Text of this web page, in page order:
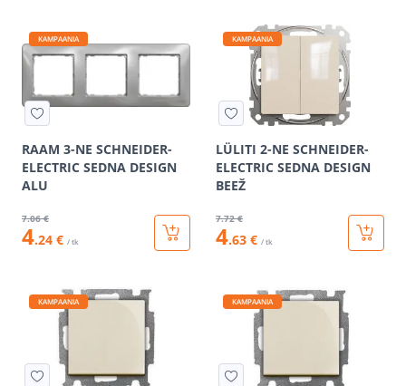
KAMPAANIA
RAAM 3-NE SCHNEIDER-
ELECTRIC SEDNA DESIGN
ALU
7.06 €
4.24 € / tk
KAMPAANIA
LÜLITI 2-NE SCHNEIDER-
ELECTRIC SEDNA DESIGN
BEEŽ
7.72 €
4.63 € / tk
KAMPAANIA KAMPAANIA